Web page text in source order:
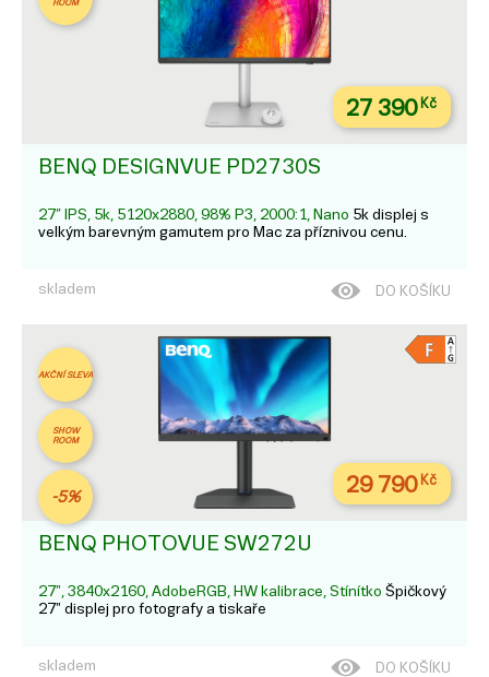
ROOM
27 390Kč
BENQ DESIGNVUE PD2730S
27” IPS, 5k, 5120x2880, 98% P3, 2000:1, Nano 5k displej s
velkým barevným gamutem pro Mac za příznivou cenu.
skladem DO KOŠÍKU
AKČNÍ SLEVA
SHOW
ROOM
-5% 29 790Kč
BENQ PHOTOVUE SW272U
27", 3840x2160, AdobeRGB, HW kalibrace, Stínítko Špičkový
27" displej pro fotografy a tiskaře
skladem DO KOŠÍKU